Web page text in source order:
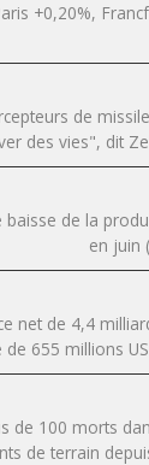
+0,20%,
de
des vies", dit
baisse de la
en juin
net de 4,4
de 655 millions
de 100 morts
de terrain